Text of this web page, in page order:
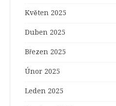
Květen 2025
Duben 2025
Březen 2025
Únor 2025
Leden 2025